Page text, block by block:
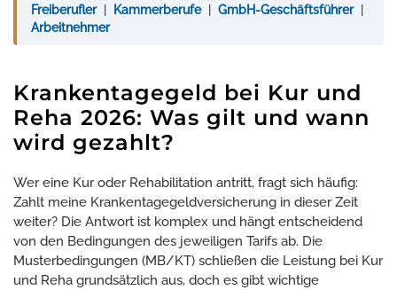
Freiberufler| Kammerberufe| GmbH-Geschäftsführer|
Arbeitnehmer
Krankentagegeld bei Kur und
Reha 2026: Was gilt und wann
wird gezahlt?
Wer eine Kur oder Rehabilitation antritt, fragt sich häufig:
Zahlt meine Krankentagegeldversicherung in dieser Zeit
weiter? Die Antwort ist komplex und hängt entscheidend
von den Bedingungen des jeweiligen Tarifs ab. Die
Musterbedingungen (MB/KT) schließen die Leistung bei Kur
und Reha grundsätzlich aus, doch es gibt wichtige